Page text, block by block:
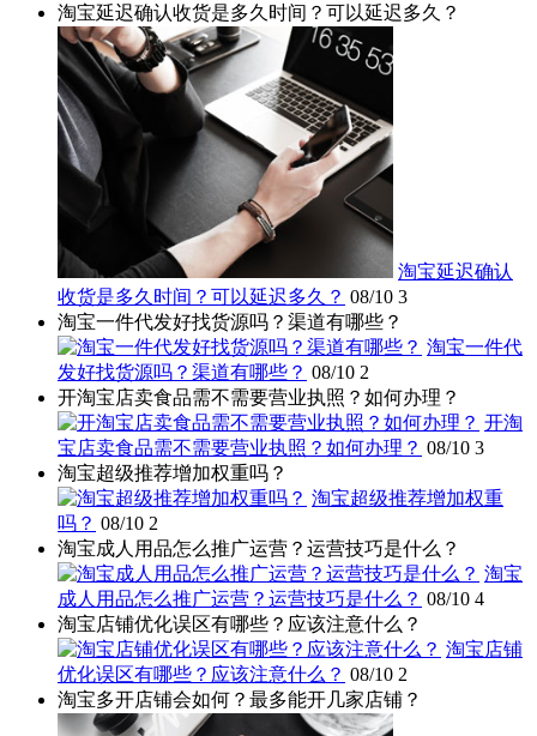
淘宝延迟确认收货是多久时间？可以延迟多久？
淘宝延迟确认
收货是多久时间？可以延迟多久？ 08/10 3
淘宝一件代发好找货源吗？渠道有哪些？
淘宝一件代
发好找货源吗？渠道有哪些？ 08/10 2
开淘宝店卖食品需不需要营业执照？如何办理？
开淘
宝店卖食品需不需要营业执照？如何办理？ 08/10 3
淘宝超级推荐增加权重吗？
淘宝超级推荐增加权重
吗？ 08/10 2
淘宝成人用品怎么推广运营？运营技巧是什么？
淘宝
成人用品怎么推广运营？运营技巧是什么？ 08/10 4
淘宝店铺优化误区有哪些？应该注意什么？
淘宝店铺
优化误区有哪些？应该注意什么？ 08/10 2
淘宝多开店铺会如何？最多能开几家店铺？